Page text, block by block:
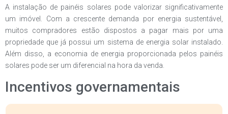
A instalação de painéis solares pode valorizar significativamente
um imóvel. Com a crescente demanda por energia sustentável,
muitos compradores estão dispostos a pagar mais por uma
propriedade que já possui um sistema de energia solar instalado.
Além disso, a economia de energia proporcionada pelos painéis
solares pode ser um diferencial na hora da venda.
Incentivos governamentais